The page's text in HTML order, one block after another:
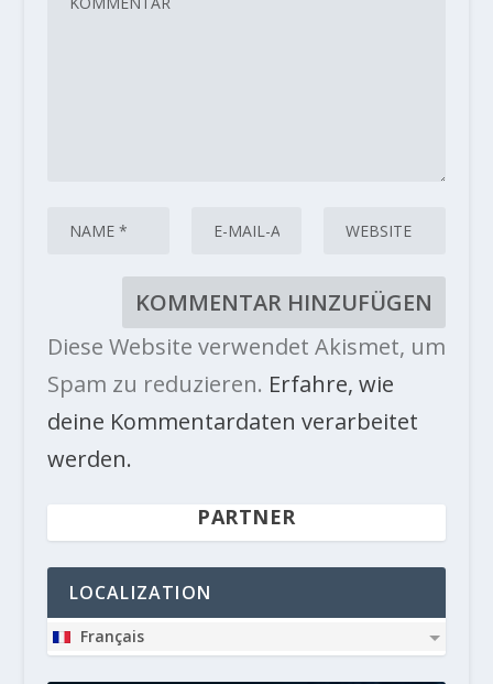
Diese Website verwendet Akismet, um
Spam zu reduzieren. Erfahre, wie
deine Kommentardaten verarbeitet
werden.
PARTNER
LOCALIZATION
Français